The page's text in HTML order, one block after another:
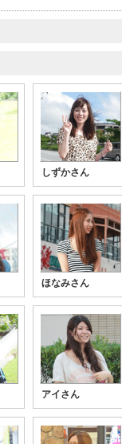
しずかさん
ほなみさん
アイさん